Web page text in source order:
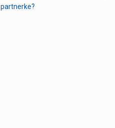
partnerke?